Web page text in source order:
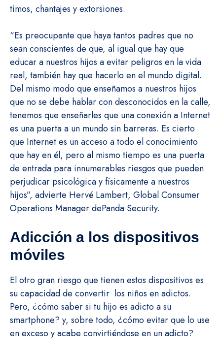
timos, chantajes y extorsiones.
“Es preocupante que haya tantos padres que no
sean conscientes de que, al igual que hay que
educar a nuestros hijos a evitar peligros en la vida
real, también hay que hacerlo en el mundo digital.
Del mismo modo que enseñamos a nuestros hijos
que no se debe hablar con desconocidos en la calle,
tenemos que enseñarles que una conexión a Internet
es una puerta a un mundo sin barreras. Es cierto
que Internet es un acceso a todo el conocimiento
que hay en él, pero al mismo tiempo es una puerta
de entrada para innumerables riesgos que pueden
perjudicar psicológica y físicamente a nuestros
hijos”, advierte Hervé Lambert, Global Consumer
Operations Manager dePanda Security.
Adicción a los dispositivos
móviles
El otro gran riesgo que tienen estos dispositivos es
su capacidad de convertir los niños en adictos.
Pero, ¿cómo saber si tu hijo es adicto a su
smartphone? y, sobre todo, ¿cómo evitar que lo use
en exceso y acabe convirtiéndose en un adicto?